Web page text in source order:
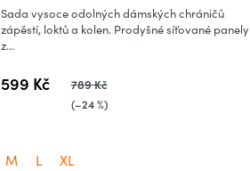
599 Kč 789 Kč
(–24 %)
Sada vysoce odolných dámských chráničů
zápěstí, loktů a kolen. Prodyšné síťované panely
z...
M L XL